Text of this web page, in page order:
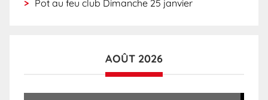
Pot au feu club Dimanche 25 janvier
AOÛT 2026